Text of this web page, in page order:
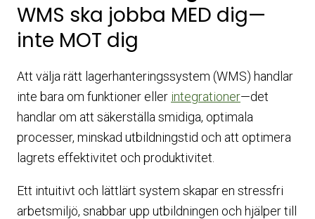
WMS ska jobba MED dig—
inte MOT dig
Att välja rätt lagerhanteringssystem (WMS) handlar
inte bara om funktioner eller integrationer—det
handlar om att säkerställa smidiga, optimala
processer, minskad utbildningstid och att optimera
lagrets effektivitet och produktivitet.
Ett intuitivt och lättlärt system skapar en stressfri
arbetsmiljö, snabbar upp utbildningen och hjälper till